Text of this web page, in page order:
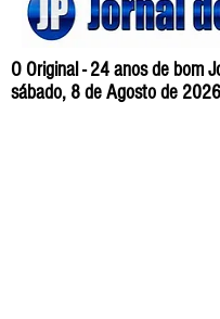
O Original - 24 anos de bom
sábado, 8 de Agosto de 2026